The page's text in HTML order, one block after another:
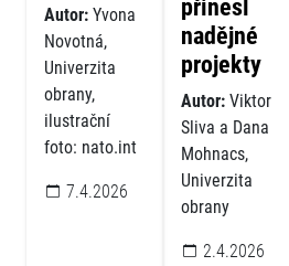
Autor: Yvona
Novotná,
Univerzita
obrany,
ilustrační
foto: nato.int
7.4.2026
přinesl
nadějné
projekty
Autor: Viktor
Sliva a Dana
Mohnacs,
Univerzita
obrany
2.4.2026